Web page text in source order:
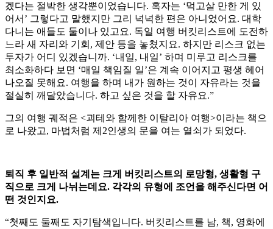
겠다는 절박한 생각뿐이었습니다. 혹자는 ‘먹고살 만한 게 있
어서’ 그렇다고 말했지만 그리 넉넉한 편은 아니었어요. 대학
다니는 애들도 둘이나 있고요. 독일 여행 버킷리스트에 도전하
느라 새 자리와 기회, 제안 등을 놓쳤지요. 하지만 리스크 없는
투자가 어디 있겠습니까. ‘내일, 내일’ 하며 미루고 리스크를
최소화하다 보면 ‘매일 책임질 일’은 계속 이어지고 평생 헤어
나오질 못해요. 여행을 하며 내가 원하는 것이 자유라는 것을
절실히 깨달았습니다. 하고 싶은 것을 할 자유요.”
그의 여행 궤적은 <괴테와 함께한 이탈리아 여행>이라는 책으
로 나왔고, 마법처럼 제2인생의 문을 여는 열쇠가 되었다.
퇴직 후 일반적 설계는 크게 버킷리스트의 로망형, 생활형 구
직으로 크게 나뉘는데요. 각각의 유형에 조언을 해주신다면 어
떤 것인지요.
“첫째도 둘째도 자기탐색입니다. 버킷리스트를 남, 책, 영화에